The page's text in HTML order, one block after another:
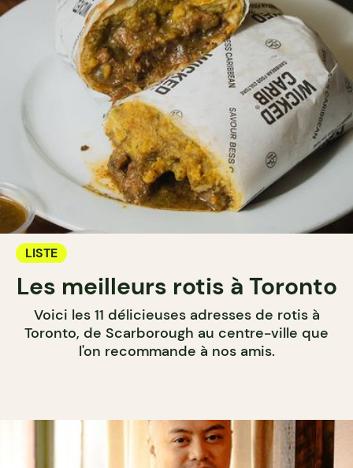
LISTE
Les meilleurs rotis à Toronto
Voici les 11 délicieuses adresses de rotis à
Toronto, de Scarborough au centre-ville que
l'on recommande à nos amis.